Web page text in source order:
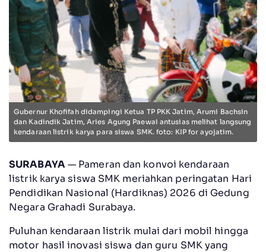
Gubernur Khofifah didampingi Ketua TP PKK Jatim, Arumi Bachsin
dan Kadindik Jatim, Aries Agung Paewai antusias melihat langsung
kendaraan listrik karya para siswa SMK. foto: KIP for ayojatim.
SURABAYA— Pameran dan konvoi kendaraan
listrik karya siswa SMK meriahkan peringatan Hari
Pendidikan Nasional (Hardiknas) 2026 di Gedung
Negara Grahadi Surabaya.
Puluhan kendaraan listrik mulai dari mobil hingga
motor hasil inovasi siswa dan guru SMK yang